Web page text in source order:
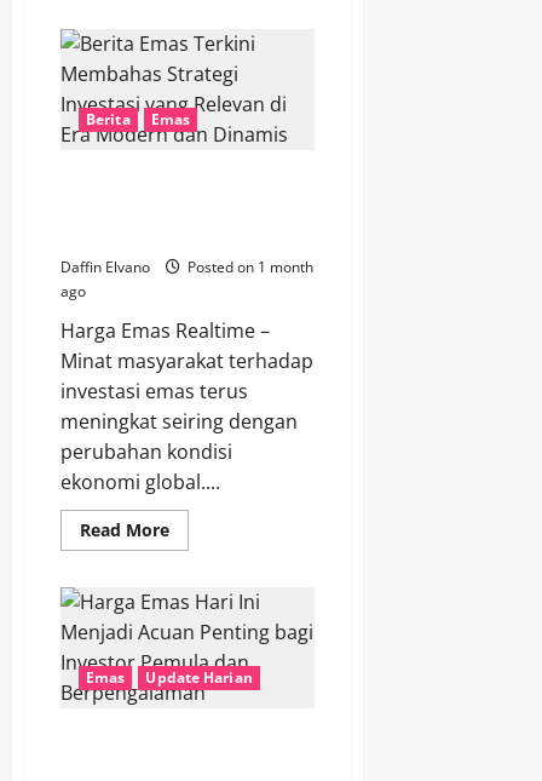
Emas
Terkini
Mengungkap
Faktor
yang
Mendorong
Kenaikan
Berita Emas
Daffin Elvano
Posted on 1 month
ago
Harga Emas Realtime –
Minat masyarakat terhadap
investasi emas terus
meningkat seiring dengan
perubahan kondisi
ekonomi global....
Read MoreRead
more
Emas
Terkini
Membahas
Strategi
Investasi
yang
Relevan
Emas Update Harian